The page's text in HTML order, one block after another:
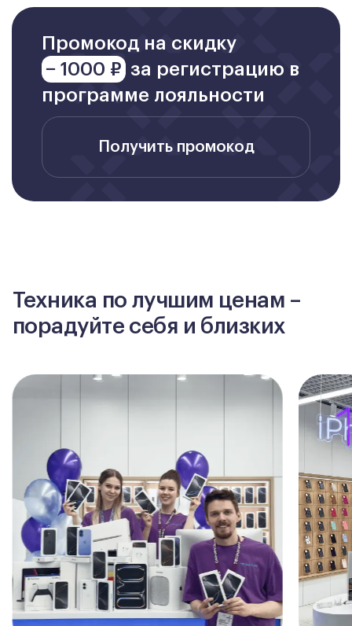
Промокод на скидку
− 1000 ₽ за регистрацию в
программе лояльности
Получить промокод
Техника по лучшим ценам –
порадуйте себя и близких